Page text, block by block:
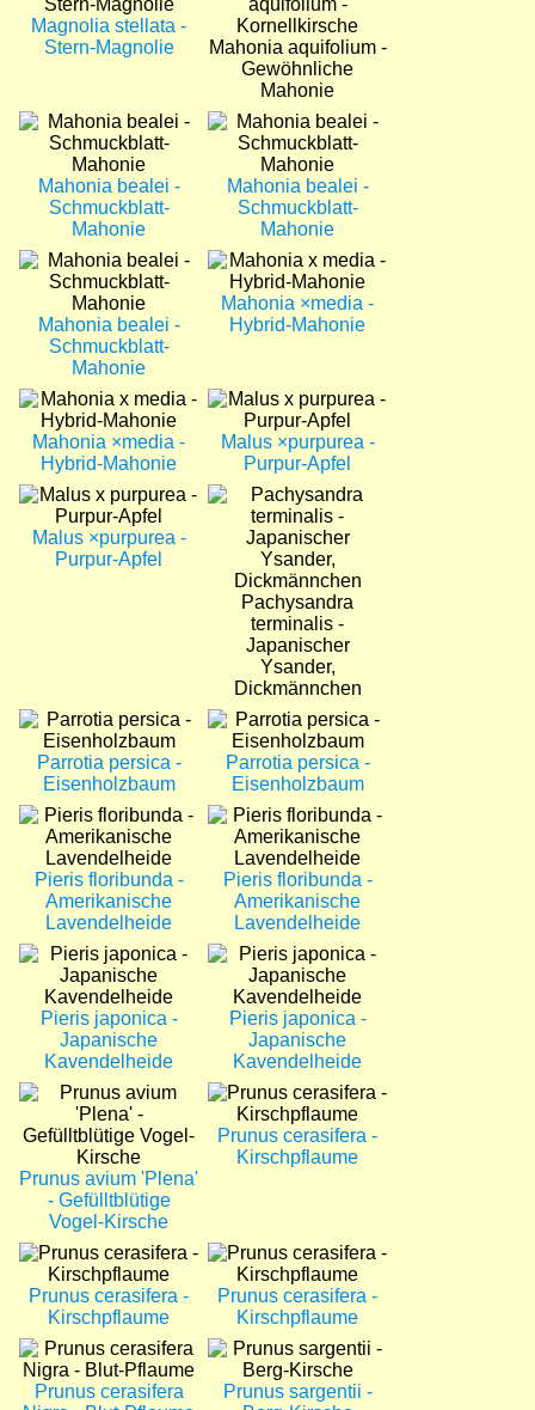
Magnolia stellata -
Stern-Magnolie
Mahonia aquifolium -
Gewöhnliche
Mahonie
Bild
Mahonia bealei -
Schmuckblatt-
Mahonie
Bild
Mahonia bealei -
Schmuckblatt-
Mahonie
Bild
Mahonia bealei -
Schmuckblatt-
Mahonie
Bild
Mahonia ×media -
Hybrid-Mahonie
Bild
Mahonia ×media -
Hybrid-Mahonie
Bild
Malus ×purpurea -
Purpur-Apfel
Bild
Malus ×purpurea -
Purpur-Apfel
Bild
Pachysandra
terminalis -
Japanischer
Ysander,
Dickmännchen
Bild
Parrotia persica -
Eisenholzbaum
Bild
Parrotia persica -
Eisenholzbaum
Bild
Pieris floribunda -
Amerikanische
Lavendelheide
Bild
Pieris floribunda -
Amerikanische
Lavendelheide
Bild
Pieris japonica -
Japanische
Kavendelheide
Bild
Pieris japonica -
Japanische
Kavendelheide
Bild
Prunus avium 'Plena'
- Gefülltblütige
Vogel-Kirsche
Bild
Prunus cerasifera -
Kirschpflaume
Bild
Prunus cerasifera -
Kirschpflaume
Bild
Prunus cerasifera -
Kirschpflaume
Bild
Prunus cerasifera
Bild
Prunus sargentii -